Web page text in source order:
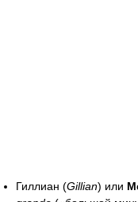
Гиллиан (Gillian) или